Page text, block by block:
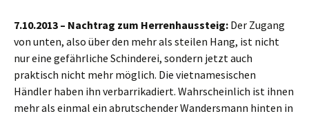
7.10.2013 – Nachtrag zum Herrenhaussteig: Der Zugang
von unten, also über den mehr als steilen Hang, ist nicht
nur eine gefährliche Schinderei, sondern jetzt auch
praktisch nicht mehr möglich. Die vietnamesischen
Händler haben ihn verbarrikadiert. Wahrscheinlich ist ihnen
mehr als einmal ein abrutschender Wandersmann hinten in